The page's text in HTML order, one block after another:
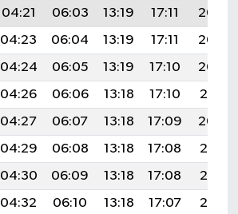
04:21 06:03 13:19 17:11
20:25
04:23 06:04 13:19 17:11
20:24
04:24 06:05 13:19 17:10
20:22
04:26 06:06 13:18 17:10
20:21
04:27 06:07 13:18 17:09
20:20
04:29 06:08 13:18 17:08
20:18
04:30 06:09 13:18 17:08
20:17
04:32 06:10 13:18 17:07
20:15